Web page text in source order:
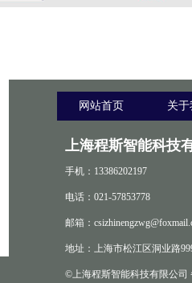
网站首页 关
上海程斯智能科技
手机：13386202197
电话：021-57853778
邮箱：
地址：上海市松江区洞业路
©上海程斯智能科技有限公司